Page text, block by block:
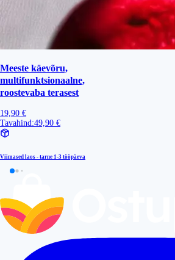
Meeste käevõru,
multifunktsionaalne,
roostevaba terasest
19,90 €
Tavahind:49,90 €
Viimased laos - tarne 1-3 tööpäeva